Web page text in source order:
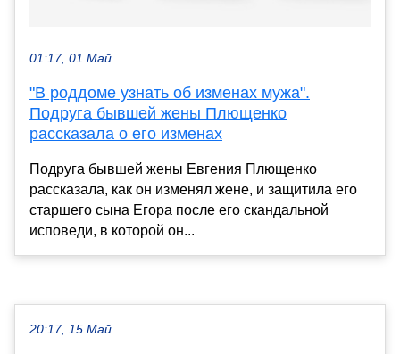
01:17, 01 Май
"В роддоме узнать об изменах мужа".
Подруга бывшей жены Плющенко
рассказала о его изменах
Подруга бывшей жены Евгения Плющенко
рассказала, как он изменял жене, и защитила его
старшего сына Егора после его скандальной
исповеди, в которой он...
20:17, 15 Май